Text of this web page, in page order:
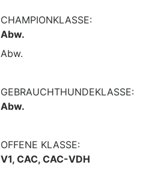
CHAMPIONKLASSE:
Abw.
Abw.
GEBRAUCHTHUNDEKLASSE:
Abw.
OFFENE KLASSE:
V1, CAC, CAC-VDH